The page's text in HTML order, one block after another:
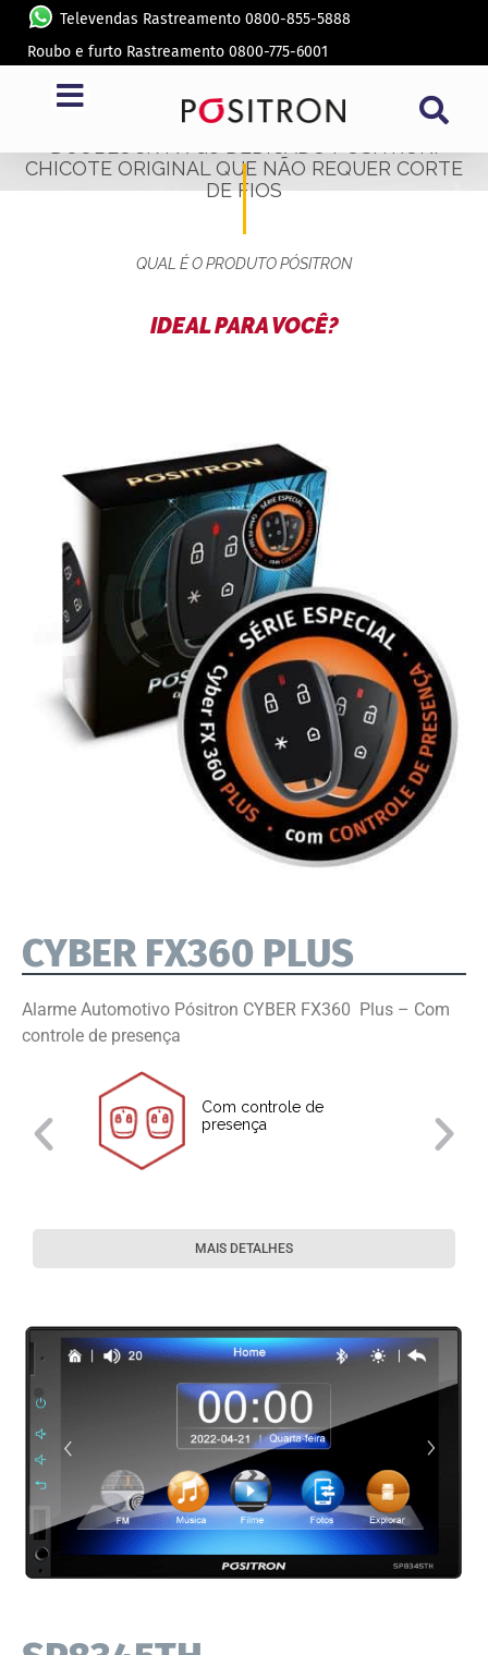
Televendas Rastreamento 0800-855-5888
Roubo e furto Rastreamento 0800-775-6001
ALARME PARA MOTO HONDA TWISTER 250
CHICOTE ORIGINAL QUE NÃO REQUER CORTE
DE FIOS
QUAL É O PRODUTO PÓSITRON
IDEAL PARA VOCÊ?
CYBER FX360 PLUS
Alarme Automotivo Pósitron CYBER FX360 Plus – Com
controle de presença
Com controle de
presença
MAIS DETALHES